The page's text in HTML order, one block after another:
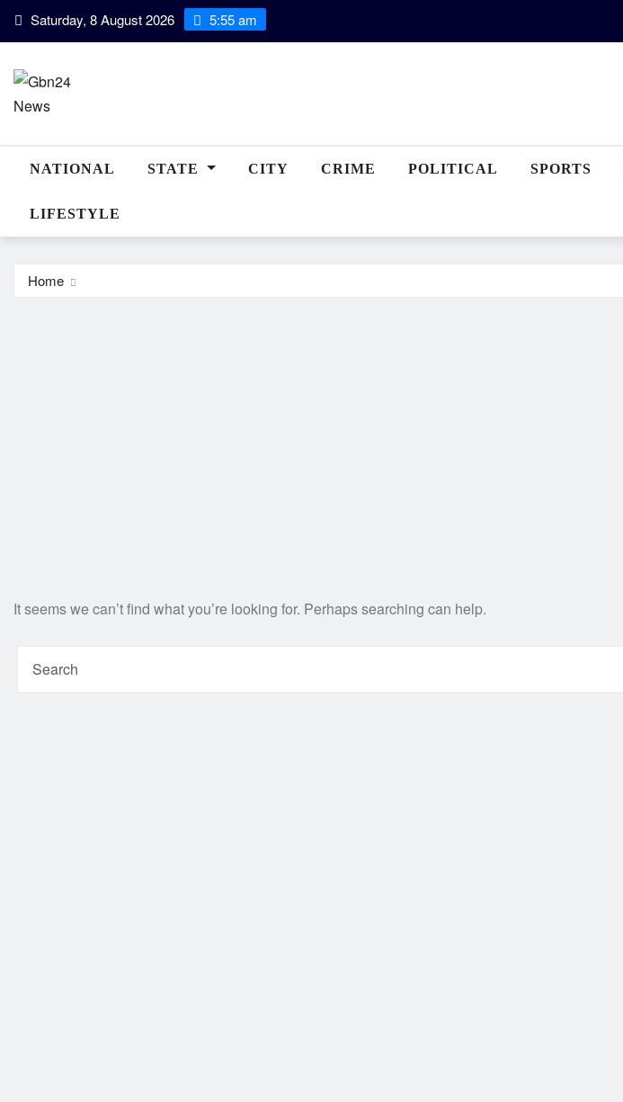
Skip Saturday, 8 August 2026 5:55 am
NATIONAL STATE CITY CRIME POLITICAL SPORTS
LIFESTYLE
Home
It seems we can’t find what you’re looking for. Perhaps searching can help.